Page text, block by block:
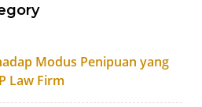
Modus Penipuan yang
Law Firm